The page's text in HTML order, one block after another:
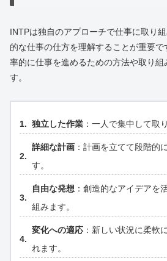
INTPは独自のアプローチで仕事に取り
的な仕事の仕方を理解することが重要
率的に仕事を進めるための方法や取り組
す。
独立した作業 ：一人で集中して取
詳細な計画 ：計画を立てて段階的
す。
自由な発想 ：創造的なアイデアを
組みます。
変化への適応 ：新しい状況に柔軟
れます。